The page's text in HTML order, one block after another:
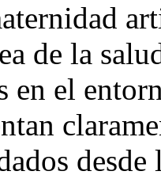
de la
el